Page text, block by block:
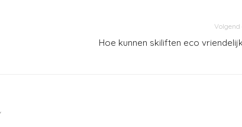
Hoe kunnen skiliften eco